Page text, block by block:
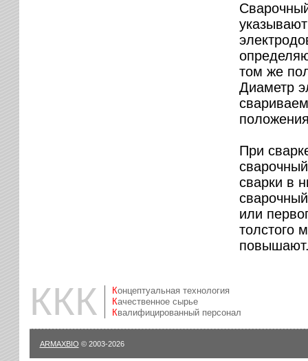
том же
Диаметр
При
сварки в
или
толстого
ККК
Концептуальная технология
Качественное сырье
Квалифицированный персонал
ARMAXBIO © 2003-2026